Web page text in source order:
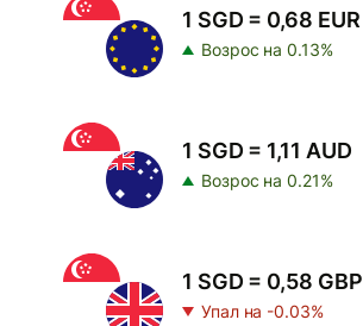
1 SGD = 0,68 EUR
Возрос на 0.13%
1 SGD = 1,11 AUD
Возрос на 0.21%
1 SGD = 0,58 GBP
Упал на -0.03%